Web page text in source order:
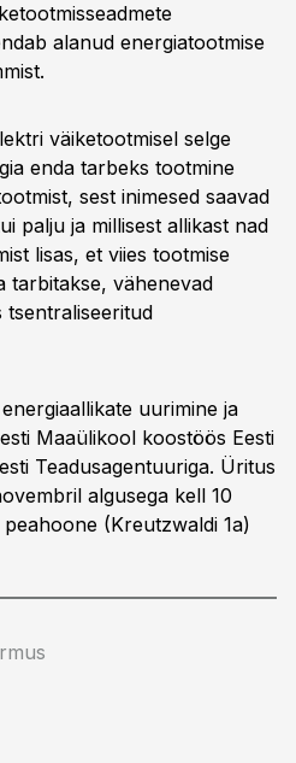
alanud energiatootmise
väiketootmisel selge
enda tarbeks tootmine
sest inimesed saavad
palju ja millisest allikast nad
lisas, et viies tootmise
tarbitakse, vähenevad
uurimine ja
Maaülikool koostöös Eesti
Teadusagentuuriga. Üritus
algusega kell 10
(Kreutzwaldi 1a)